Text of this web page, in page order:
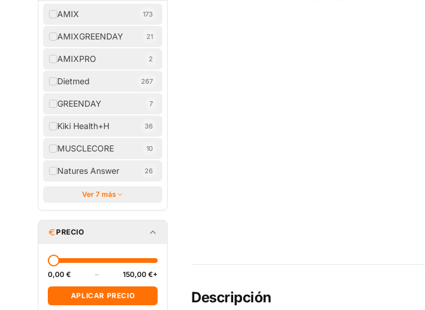
AMIX 173
AMIXGREENDAY 21
AMIXPRO 2
Dietmed 267
GREENDAY 7
Kiki Health+H 36
MUSCLECORE 10
Natures Answer 26
Ver 7 más
PRECIO
0,00 € – 150,00 €+
APLICAR PRECIO Descripción